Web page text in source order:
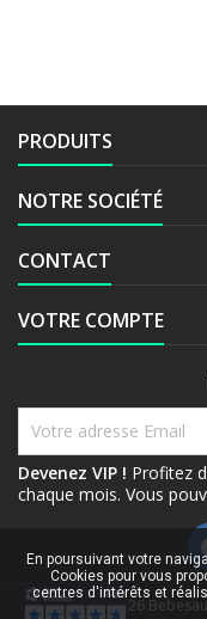
PRODUITS
NOTRE SOCIÉTÉ
CONTACT
VOTRE COMPTE
Devenez VIP ! Profitez
chaque mois. Vous
© Copyright 2026
En poursuivant votre
Cookies pour vous
centres d'intérêts et